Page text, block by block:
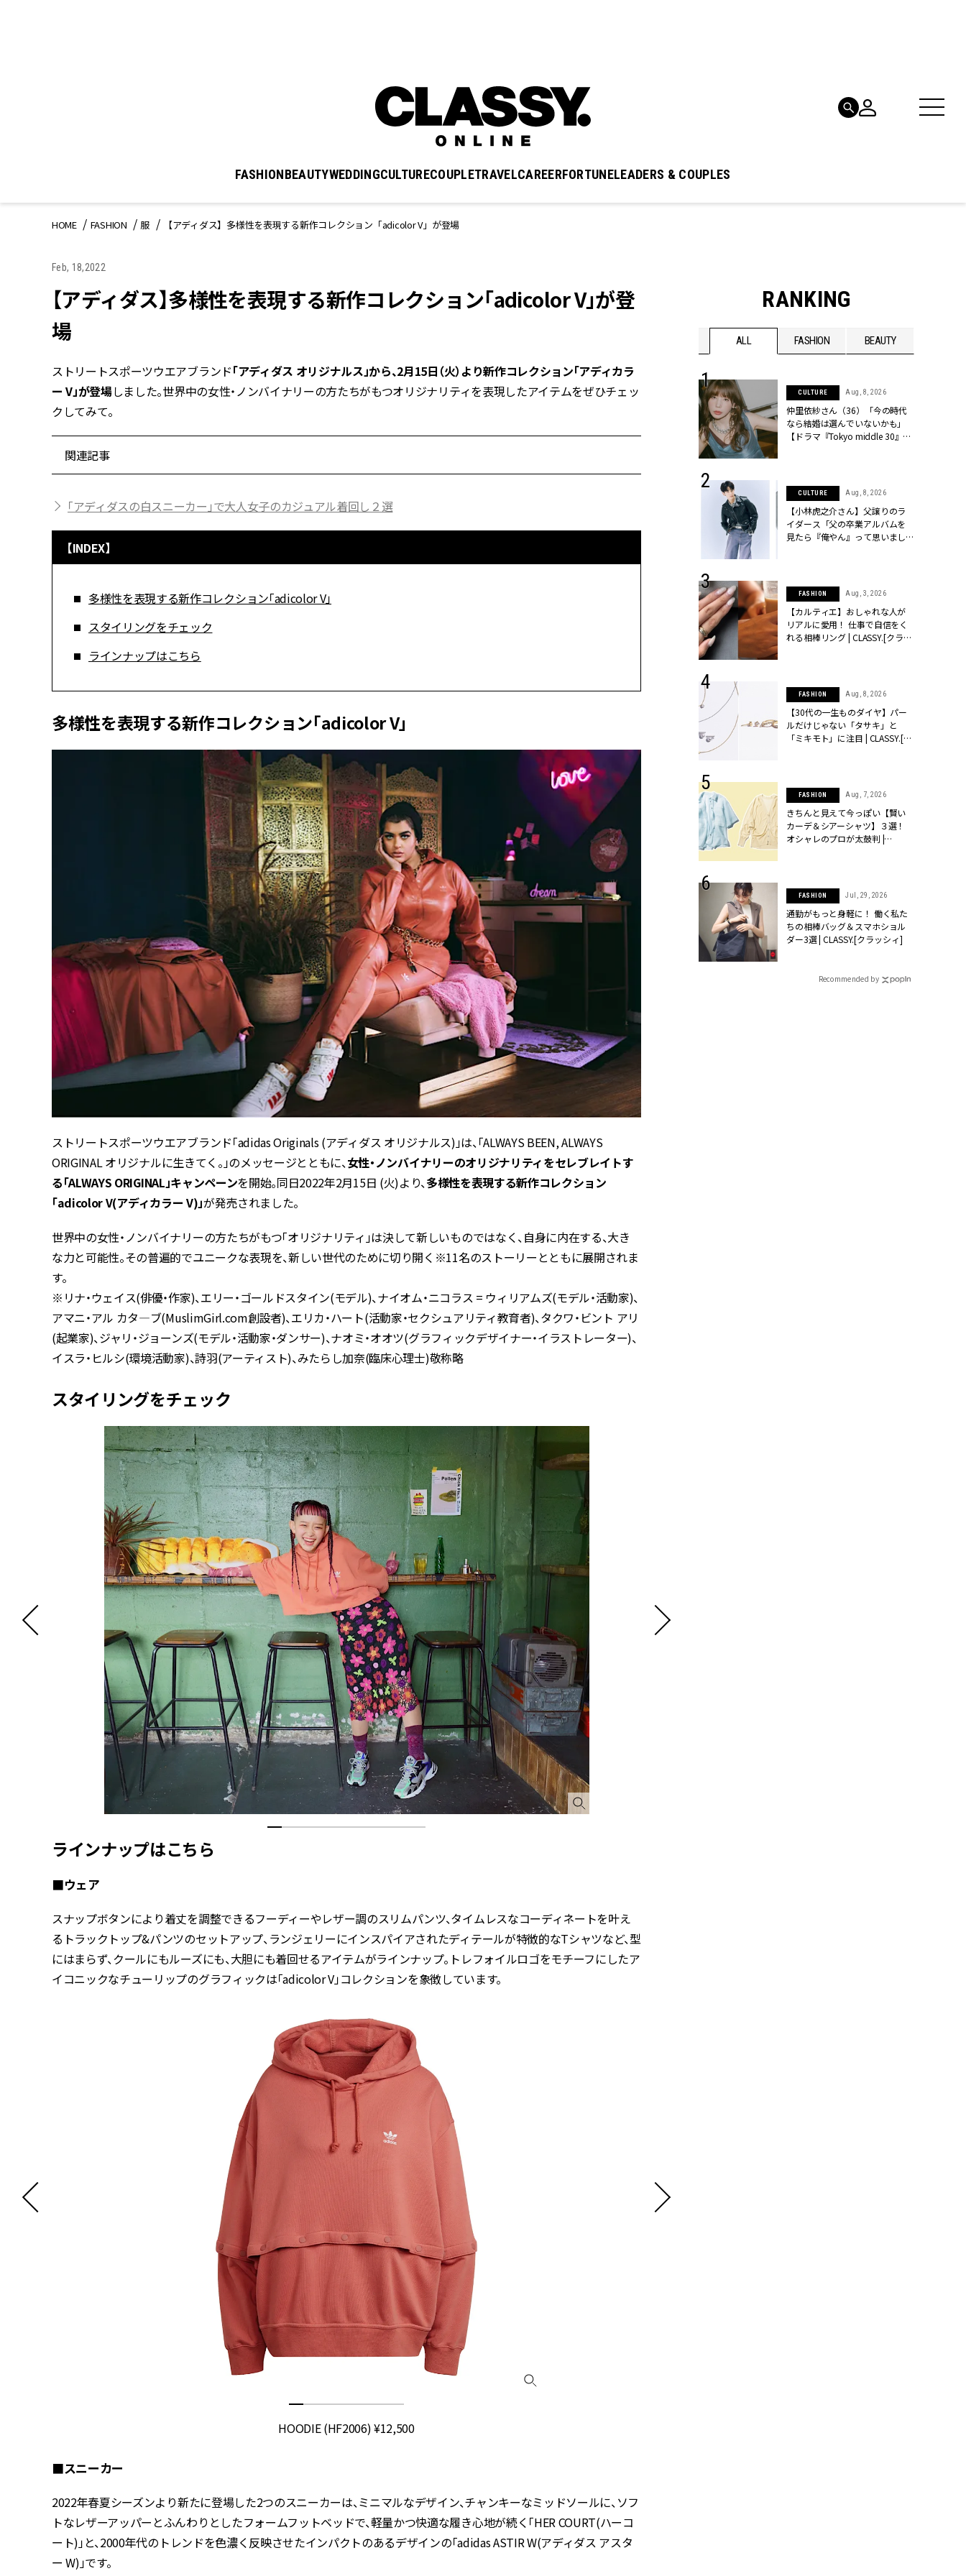
FASHIONBEAUTYWEDDINGCULTURECOUPLETRAVELCAREERFORTUNELEADERS & COUPLES
HOME FASHION 服 【アディダス】多様性を表現する新作コレクション「adicolor V」が登場
Feb, 18,2022
【アディダス】多様性を表現する新作コレクション「adicolor V」が登
場
ストリートスポーツウエアブランド「アディダス オリジナルス」から、2月15日（火）より新作コレクション「アディカラ
ー V」が登場しました。世界中の女性・ノンバイナリーの方たちがもつオリジナリティを表現したアイテムをぜひチェッ
クしてみて。
関連記事
「アディダスの白スニーカー」で大人女子のカジュアル着回し２選
【INDEX】
多様性を表現する新作コレクション「adicolor V」
スタイリングをチェック
ラインナップはこちら
多様性を表現する新作コレクション「adicolor V」
ストリートスポーツウエアブランド「adidas Originals (アディダス オリジナルス)」は、「ALWAYS BEEN, ALWAYS
ORIGINAL オリジナルに生きてく。」のメッセージとともに、女性・ノンバイナリーのオリジナリティをセレブレイトす
る「ALWAYS ORIGINAL」キャンペーンを開始。同日2022年2月15日 (火)より、多様性を表現する新作コレクション
「adicolor V(アディカラー V)」が発売されました。
世界中の女性・ノンバイナリーの方たちがもつ「オリジナリティ」は決して新しいものではなく、自身に内在する、大き
な力と可能性。その普遍的でユニークな表現を、新しい世代のために切り開く※11名のストーリーとともに展開されま
す。
※リナ・ウェイス(俳優・作家)、エリー・ゴールドスタイン(モデル)、ナイオム・ニコラス = ウィリアムズ(モデル・活動家)、
アマニ・アル カタ―ブ(MuslimGirl.com創設者)、エリカ・ハート(活動家・セクシュアリティ教育者)、タクワ・ビント アリ
(起業家)、ジャリ・ジョーンズ(モデル・活動家・ダンサー)、ナオミ・オオツ(グラフィックデザイナー・イラストレーター)、
イスラ・ヒルシ(環境活動家)、詩羽(アーティスト)、みたらし加奈(臨床心理士)敬称略
スタイリングをチェック
ラインナップはこちら
■ウェア
スナップボタンにより着丈を調整できるフーディーやレザー調のスリムパンツ、タイムレスなコーディネートを叶え
るトラックトップ&パンツのセットアップ、ランジェリーにインスパイアされたディテールが特徴的なTシャツなど、型
にはまらず、クールにもルーズにも、大胆にも着回せるアイテムがラインナップ。トレフォイルロゴをモチーフにしたア
イコニックなチューリップのグラフィックは「adicolor V」コレクションを象徴しています。
HOODIE (HF2006) ¥12,500
■スニーカー
2022年春夏シーズンより新たに登場した2つのスニーカーは、ミニマルなデザイン、チャンキーなミッドソールに、ソフ
トなレザーアッパーとふんわりとしたフォームフットベッドで、軽量かつ快適な履き心地が続く「HER COURT(ハーコ
ート)」と、2000年代のトレンドを色濃く反映させたインパクトのあるデザインの「adidas ASTIR W(アディダス アスタ
ー W)」です。
RANKING
ALL FASHION BEAUTY
BEAUTY Aug, 8, 2026
イテムで唇をもっと美しく |
【UV下地】酷暑に頼れる！
Sep, 25, 2025
も！注目度急上昇の『フレグラ
ィ]
BEAUTY Aug, 5, 2026
忙しい毎日に「うるおいター
ボ」を。新【SOFINA BASIC＋】
のお手入れでうるおってなめら
かな肌を目指す | CLASSY.[クラッ
シィ]
BEAUTY Aug, 8, 2026
【シャネル】「ココ マドモアゼ
ル クラッシュ アプソリュ」の限
定カフェが登場！世界観に没入
できる体験型イベントが開催 |
CLASSY.[クラッシィ]
WEDDING Jun, 30, 2026
「トゥギャザー」シリーズに注
Mar, 17, 2026
[クラッシィ]
【ブルガリの婚姻届のプレゼン
トも】世界に一つだけの指輪が
作れるブライダルフェアを開
催！ | CLASSY.[クラッシィ]
WEDDING
ング４選】ラブ、トリニティetc.
CULTURE Aug, 8, 2026
仲里依紗さん（36）「今の時代
なら結婚は選んでいないかも」
【ドラマ『Tokyo middle 30』イ
CULTURE Aug, 8, 2026
【小林虎之介さん】父譲りのラ
イダース「父の卒業アルバムを
見たら『俺やん』って思いまし
FASHION Aug, 3, 2026
【カルティエ】おしゃれな人が
リアルに愛用！ 仕事で自信をく
れる相棒リング | CLASSY.[クラッ
FASHION Aug, 8, 2026
【30代の一生ものダイヤ】パー
ルだけじゃない「タサキ」と
「ミキモト」に注目 | CLASSY.[ク
FASHION Aug, 7, 2026
きちんと見えて今っぽい【賢い
カーデ＆シアーシャツ】３選！
オシャレのプロが太鼓判 |
FASHION Jul, 29, 2026
通勤がもっと身軽に！ 働く私た
ちの相棒バッグ＆スマホショル
ダー3選 | CLASSY.[クラッシィ]
Recommended by